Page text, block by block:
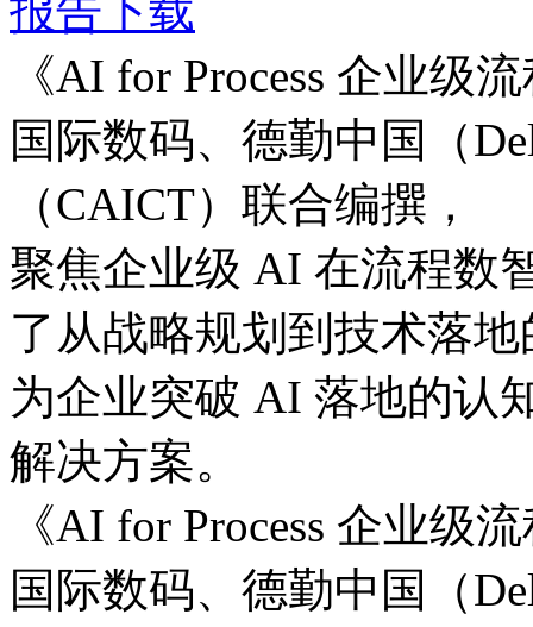
报告下载
《AI for Process 企业级
国际数码、德勤中国
（CAICT）联合编撰，
聚焦企业级 AI 在流程数智
了从战略规划到技术落地
为企业突破 AI 落地的认
解决方案。
《AI for Process 企业级
国际数码、德勤中国